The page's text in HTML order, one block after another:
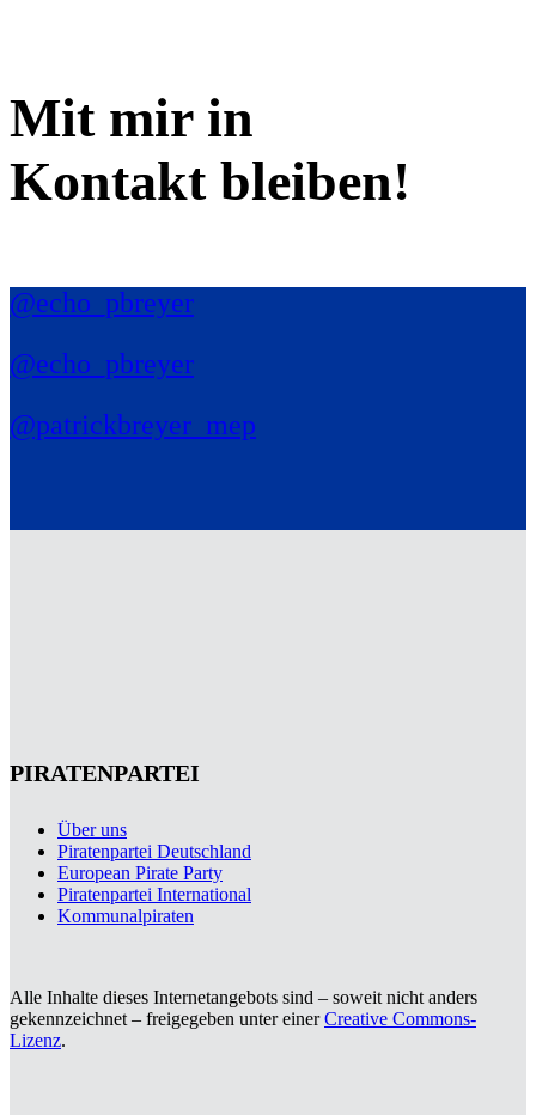
Mit mir in
Kontakt bleiben!
@echo_pbreyer
@echo_pbreyer
@patrickbreyer_mep
PIRATENPARTEI
Über uns
Piratenpartei Deutschland
European Pirate Party
Piratenpartei International
Kommunalpiraten
Alle Inhalte dieses Internetangebots sind – soweit nicht anders
gekennzeichnet – freigegeben unter einerCreative Commons-
Lizenz.